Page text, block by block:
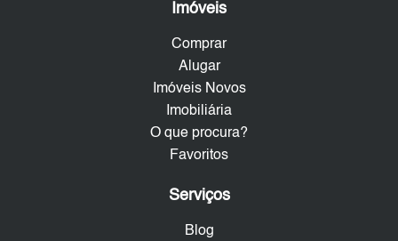
Imóveis
Comprar
Alugar
Imóveis Novos
Imobiliária
O que procura?
Favoritos
Serviços
Blog